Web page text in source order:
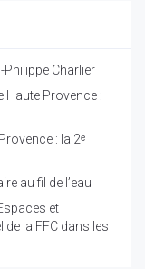
Charlier
Provence :
: la 2ᵉ
au fil de l’eau
et
la FFC dans les